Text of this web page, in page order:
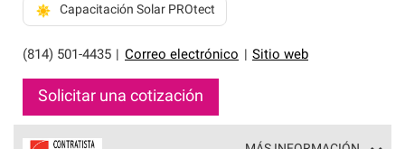
(814) 501-4435 Correo electrónico Sitio web
Capacitación Solar PROtect
Solicitar una cotización